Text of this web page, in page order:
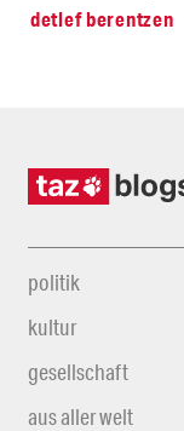
detlef berentzen
politik
kultur
gesellschaft
aus aller welt